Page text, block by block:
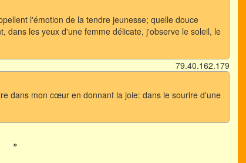
l'émotion de la tendre jeunesse; quelle douce
les yeux d'une femme délicate, j'observe le soleil, le
79.40.162.179
dans mon cœur en donnant la joie: dans le sourire d'une
»